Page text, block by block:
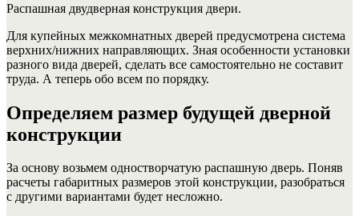
Распашная двудверная конструкция двери.
Для купейных межкомнатных дверей предусмотрена система
верхних/нижних направляющих. Зная особенности установки
разного вида дверей, сделать все самостоятельно не составит
труда. А теперь обо всем по порядку.
Определяем размер будущей дверной
конструкции
За основу возьмем одностворчатую распашную дверь. Поняв
расчеты габаритных размеров этой конструкции, разобраться
с другими вариантами будет несложно.